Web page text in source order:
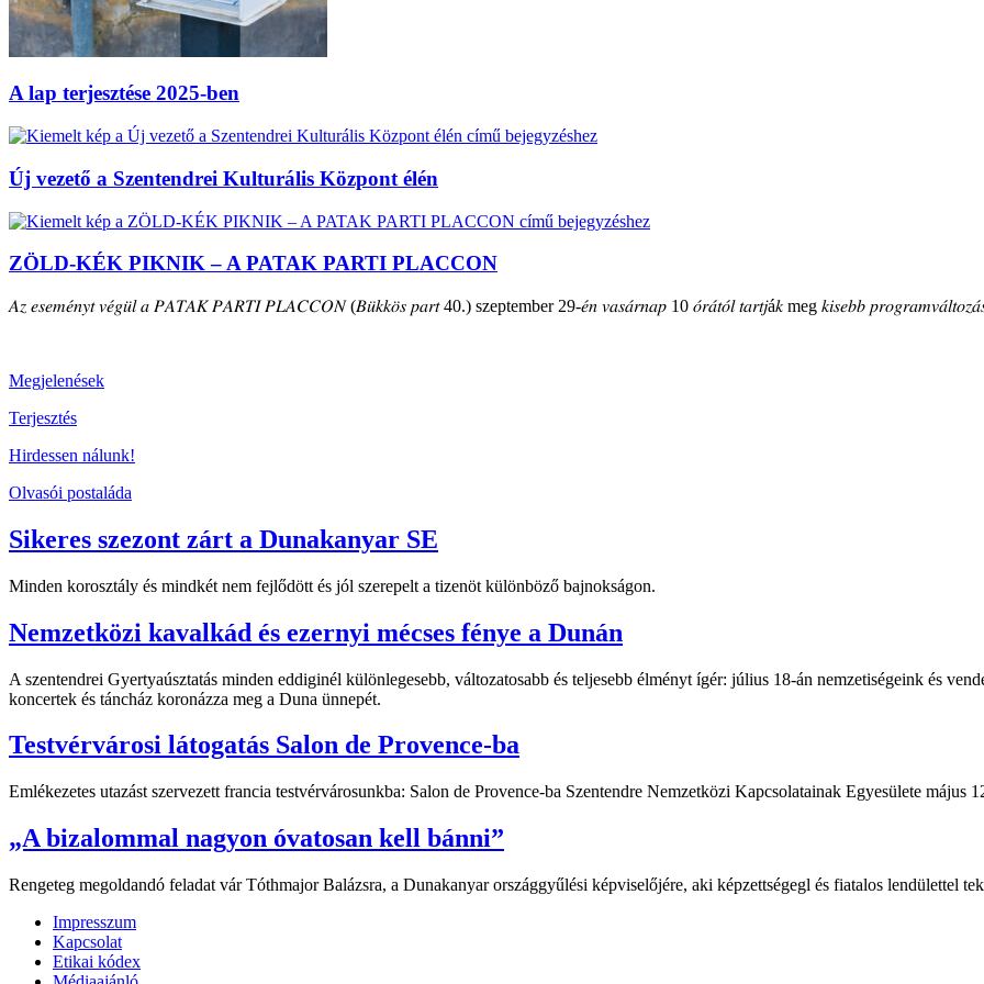
A lap terjesztése 2025-ben
Új vezető a Szentendrei Kulturális Központ élén
ZÖLD-KÉK PIKNIK – A PATAK PARTI PLACCON
𝐴𝑧 𝑒𝑠𝑒𝑚𝑒́𝑛𝑦𝑡 𝑣𝑒́𝑔𝑢̈𝑙 𝑎 𝑃𝐴𝑇𝐴𝐾 𝑃𝐴𝑅𝑇𝐼 𝑃𝐿𝐴𝐶𝐶𝑂𝑁 (𝐵𝑢̈𝑘𝑘𝑜̈𝑠 𝑝𝑎𝑟𝑡 40.) szeptember 29-𝑒́𝑛 𝑣𝑎𝑠𝑎́𝑟𝑛𝑎𝑝 10 𝑜́𝑟𝑎́𝑡𝑜́𝑙 𝑡𝑎𝑟𝑡𝑗á𝑘 meg 𝑘𝑖𝑠𝑒𝑏𝑏
Megjelenések
Terjesztés
Hirdessen nálunk!
Olvasói postaláda
Sikeres szezont zárt a Dunakanyar SE
Minden korosztály és mindkét nem fejlődött és jól szerepelt a tizenöt különböző bajnokságon.
Nemzetközi kavalkád és ezernyi mécses fénye a Dunán
A szentendrei Gyertyaúsztatás minden eddiginél különlegesebb, változatosabb és teljesebb élményt ígér: július 18-án nemzetiségeink és
koncertek és táncház koronázza meg a Duna ünnepét.
Testvérvárosi látogatás Salon de Provence-ba
Emlékezetes utazást szervezett francia testvérvárosunkba: Salon de Provence-ba Szentendre Nemzetközi Kapcsolatainak Egyesülete
„A bizalommal nagyon óvatosan kell bánni”
Rengeteg megoldandó feladat vár Tóthmajor Balázsra, a Dunakanyar országgyűlési képviselőjére, aki képzettségegl és fiatalos lendülettel
Impresszum
Kapcsolat
Etikai kódex